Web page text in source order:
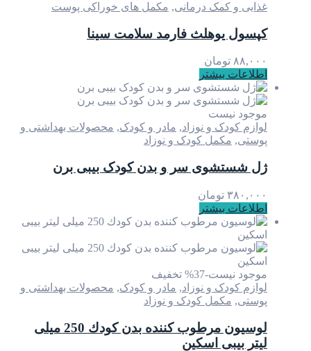
غذایی و کمک درمانی, مکمل های خوراکی پوست
کپسول یوهلث فارمد سلامت سینا
۸۸,۰۰۰ تومان
اطلاعات بیشتر
موجود نیست
لوازم کودک و نوزاد, مادر و کودک, محصولات بهداشتی و
پوستی, مکمل کودک و نوزاد
ژل شستشوی سر و بدن کودک بیبی برن
۳۸۰,۰۰۰ تومان
اطلاعات بیشتر
موجود نیست-37% تخفیف
لوازم کودک و نوزاد, مادر و کودک, محصولات بهداشتی و
پوستی, مکمل کودک و نوزاد
لوسیون مرطوب كننده بدن كودك 250 میلی
لیتر بیبی اسكین